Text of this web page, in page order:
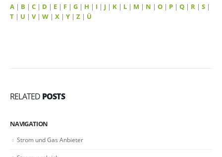
A | B | C | D | E | F | G | H | I | J | K | L | M | N | O | P | Q | R | S |
T | U | V| W | X | Y | Z | Ü
RELATED POSTS
NAVIGATION
Strom und Gas Anbieter